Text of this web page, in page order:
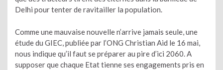
Delhi pour tenter de ravitailler la population.
Comme une mauvaise nouvelle n’arrive jamais seule, une
étude du GIEC, publiée par l’ONG Christian Aid le 16 mai,
nous indique qu’il faut se préparer au pire d’ici 2060. A
supposer que chaque Etat tienne ses engagements pris en